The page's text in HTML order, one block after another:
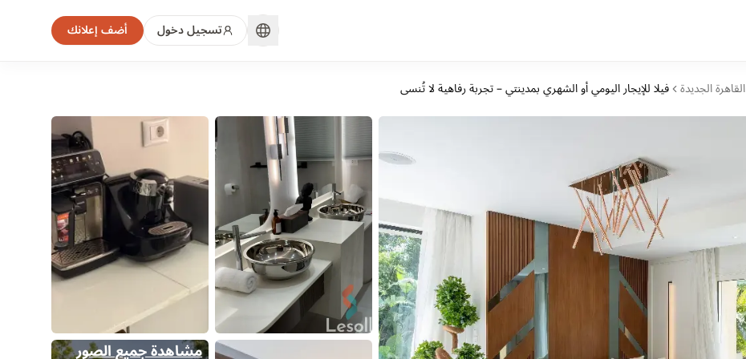
تسجيل دخول أضف إعلانك
القاهرة الجديدة فيلا للإيجار اليومي أو الشهري بمدينتي – تجربة رفاهية لا تُنسى
مشاهدة جميع الصور